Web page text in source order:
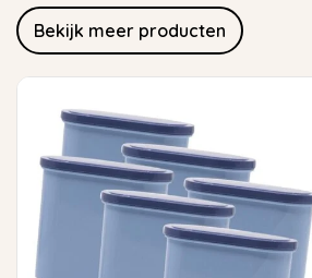
Bekijk meer producten